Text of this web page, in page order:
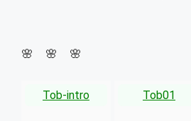
🌸 🌸 🌸
Tob-intro Tob01